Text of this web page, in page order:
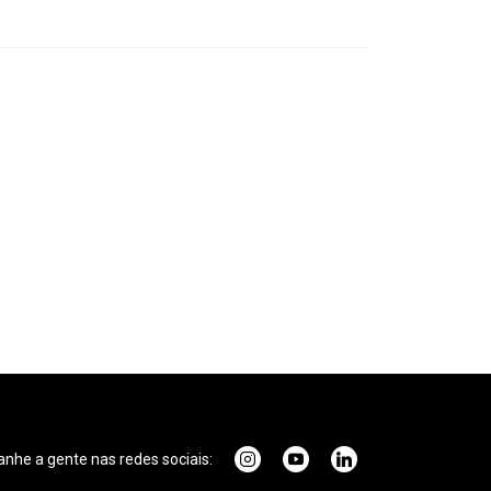
a gente nas redes sociais: